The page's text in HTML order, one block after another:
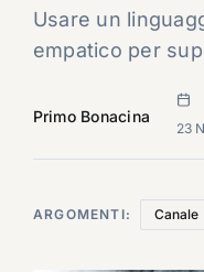
EVENTI
CHI SIAMO
Usare un
empatico per
Primo Bonacina
23
ARGOMENTI: Canale